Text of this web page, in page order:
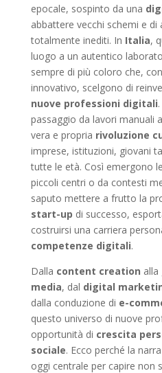
epocale, sospinto da una
abbattere vecchi schemi e di
totalmente inediti. In Italia,
luogo a un autentico
sempre di più coloro che, con
innovativo, scelgono di
nuove professioni digitali
passaggio da lavori manuali
vera e propria rivoluzione
imprese, istituzioni, giovani
tutte le età. Così emergono
piccoli centri o da contesti
saputo mettere a frutto la
start-up di successo,
costruirsi una carriera
competenze digitali.
Dalla content creation alla
media, dal digital
dalla conduzione di e-
questo universo di nuove
opportunità di crescita
sociale. Ecco perché la
oggi centrale per capire non